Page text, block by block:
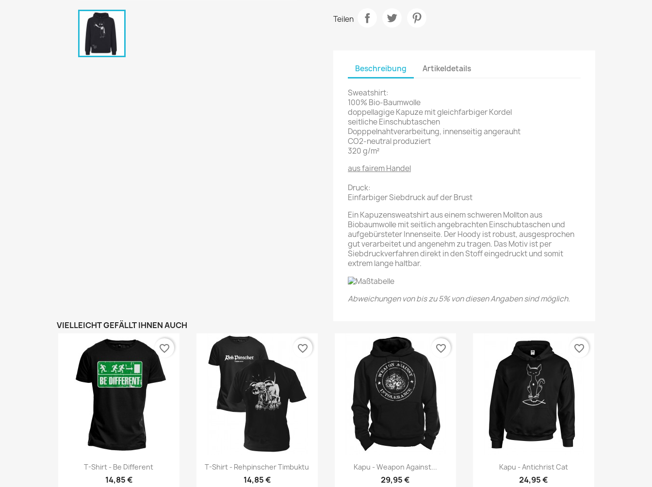
Teilen
Beschreibung Artikeldetails
Sweatshirt:
100% Bio-Baumwolle
doppellagige Kapuze mit gleichfarbiger Kordel
seitliche Einschubtaschen
Dopppelnahtverarbeitung, innenseitig angerauht
CO2-neutral produziert
320 g/m²
aus fairem Handel
Druck:
Einfarbiger Siebdruck auf der Brust
Ein Kapuzensweatshirt aus einem schweren Mollton aus
Biobaumwolle mit seitlich angebrachten Einschubtaschen und
aufgebürsteter Innenseite. Der Hoody ist robust, ausgesprochen
gut verarbeitet und angenehm zu tragen. Das Motiv ist per
Siebdruckverfahren direkt in den Stoff eingedruckt und somit
extrem lange haltbar.
Abweichungen von bis zu 5% von diesen Angaben sind möglich.
VIELLEICHT GEFÄLLT IHNEN AUCH
Vorschau
T-Shirt - Be Different
14,85 €
favorite_border
Vorschau
T-Shirt - Rehpinscher Timbuktu
14,85 €
favorite_border
Vorschau
Kapu - Weapon Against...
29,95 €
favorite_border
 Vorschau
Kapu - Antichrist Cat
24,95 €
favorite_border